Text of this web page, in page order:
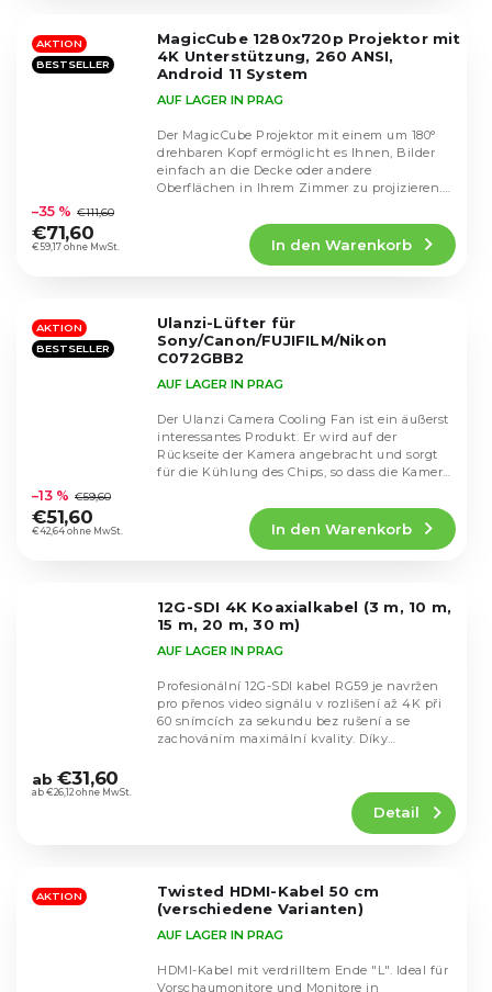
Sternen.
AKTION
BESTSELLER
MagicCube 1280x720p Projektor mit
4K Unterstützung, 260 ANSI,
Android 11 System
durchschnittliche
Produktbewertung
ist
Sternen.
AUF LAGER IN PRAG
€59,17 ohne MwSt.
–35 % €111,60
€71,60
In den Warenkorb
Der MagicCube Projektor mit einem um 180°
drehbaren Kopf ermöglicht es Ihnen, Bilder
einfach an die Decke oder andere
Oberflächen in Ihrem Zimmer zu projizieren.
AKTION
BESTSELLER
Ulanzi-Lüfter für
Sony/Canon/FUJIFILM/Nikon
C072GBB2
durchschnittliche
Produktbewertung
ist
AUF LAGER IN PRAG
€42,64 ohne MwSt.
–13 % €59,60
€51,60
In den Warenkorb
Der Ulanzi Camera Cooling Fan ist ein äußerst
interessantes Produkt. Er wird auf der
Rückseite der Kamera angebracht und sorgt
für die Kühlung des Chips, so dass die Kamera
12G-SDI 4K Koaxialkabel (3 m, 10 m,
15 m, 20 m, 30 m)
durchschnittliche
Produktbewertung
Sternen.
AUF LAGER IN PRAG
ab €26,12 ohne MwSt.
ab €31,60
Detail
Profesionální 12G-SDI kabel RG59 je navržen
pro přenos video signálu v rozlišení až 4K při
60 snímcích za sekundu bez rušení a se
zachováním maximální kvality. Díky
AKTION
Twisted HDMI-Kabel 50 cm
(verschiedene Varianten)
AUF LAGER IN PRAG
HDMI-Kabel mit verdrilltem Ende "L". Ideal für
Vorschaumonitore und Monitore in